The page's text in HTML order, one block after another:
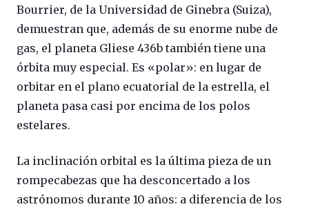
Bourrier, de la Universidad de Ginebra (Suiza),
demuestran que, además de su enorme nube de
gas, el planeta Gliese 436b también tiene una
órbita muy especial. Es «polar»: en lugar de
orbitar en el plano ecuatorial de la estrella, el
planeta pasa casi por encima de los polos
estelares.
La inclinación orbital es la última pieza de un
rompecabezas que ha desconcertado a los
astrónomos durante 10 años: a diferencia de los